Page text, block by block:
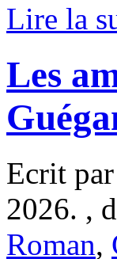
Lire la
Les
Ecrit par
2026. ,
Roman,